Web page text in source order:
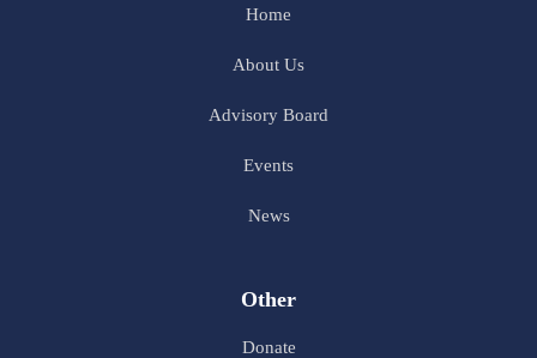
Home
About Us
Advisory Board
Events
News
Other
Donate